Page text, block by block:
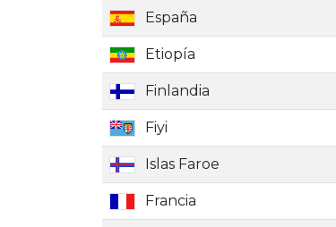
España
Etiopía
Finlandia
Fiyi
Islas Faroe
Francia